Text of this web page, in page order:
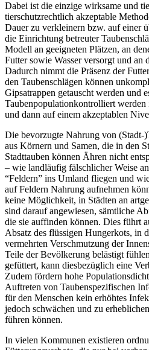
Dabei ist die einzige wirksame und
tierschutzrechtlich akzeptable
Dauer zu verkleinern bzw. auf einer
die Einrichtung betreuter
Modell an geeigneten Plätzen, an
Futter sowie Wasser versorgt und an
Dadurch nimmt die Präsenz der
den Taubenschlägen können
Gipsatrappen getauscht werden und
Taubenpopulationkontrolliert werden
und dann auf einem akzeptablen
Die bevorzugte Nahrung von (Stadt-
aus Körnern und Samen, die in den
Stadttauben können Ähren nicht
– wie landläufig fälschlicher Weise
“Feldern” ins Umland fliegen und
auf Feldern Nahrung aufnehmen
keine Möglichkeit, in Städten an
sind darauf angewiesen, sämtliche
die sie auffinden können. Dies führt
Absatz des flüssigen Hungerkots, in
vermehrten Verschmutzung der
Teile der Bevölkerung belästigt
gefüttert, kann diesbezüglich eine
Zudem fördern hohe
Auftreten von Taubenspezifischen
für den Menschen kein erhöhtes
jedoch schwächen und zu
führen können.
In vielen Kommunen existieren